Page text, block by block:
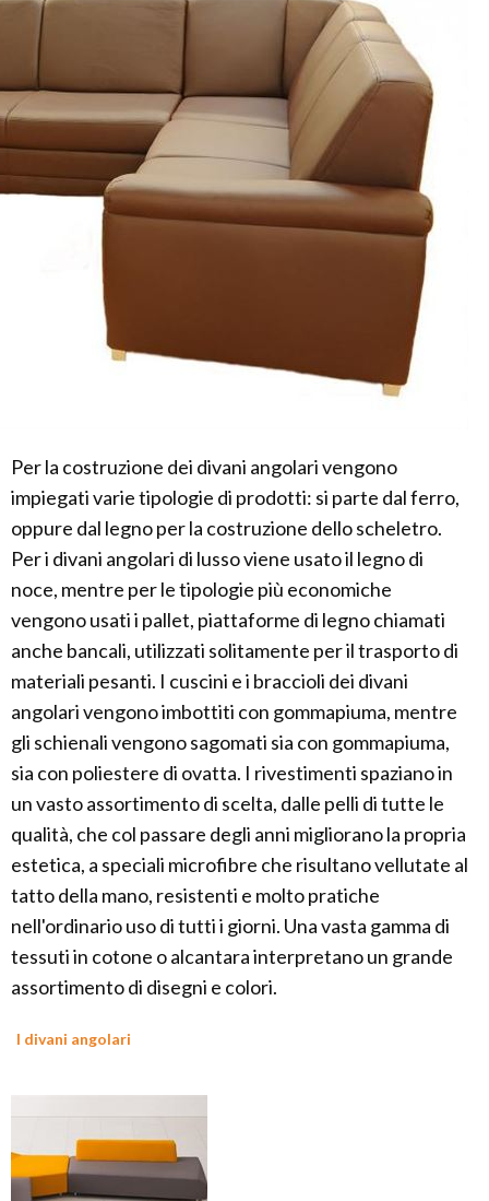
Per la costruzione dei divani angolari vengono
impiegati varie tipologie di prodotti: si parte dal ferro,
oppure dal legno per la costruzione dello scheletro.
Per i divani angolari di lusso viene usato il legno di
noce, mentre per le tipologie più economiche
vengono usati i pallet, piattaforme di legno chiamati
anche bancali, utilizzati solitamente per il trasporto di
materiali pesanti. I cuscini e i braccioli dei divani
angolari vengono imbottiti con gommapiuma, mentre
gli schienali vengono sagomati sia con gommapiuma,
sia con poliestere di ovatta. I rivestimenti spaziano in
un vasto assortimento di scelta, dalle pelli di tutte le
qualità, che col passare degli anni migliorano la propria
estetica, a speciali microfibre che risultano vellutate al
tatto della mano, resistenti e molto pratiche
nell'ordinario uso di tutti i giorni. Una vasta gamma di
tessuti in cotone o alcantara interpretano un grande
assortimento di disegni e colori.
I divani angolari